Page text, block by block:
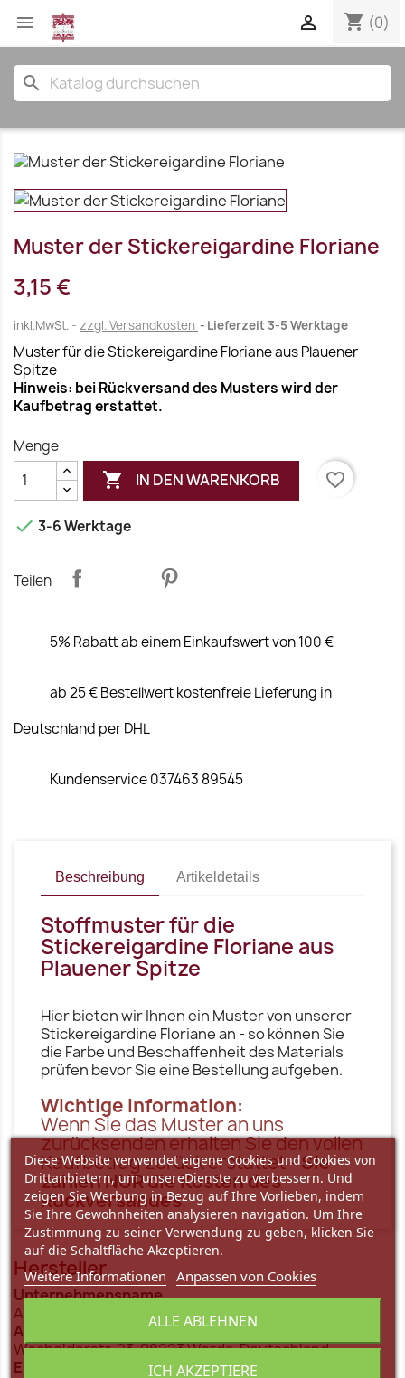
 shopping_cart (0)

search
Muster der Stickereigardine Floriane
3,15 €
inkl.MwSt. zzgl. Versandkosten Lieferzeit 3-5 Werktage
Muster für die Stickereigardine Floriane aus Plauener
Spitze
Hinweis: bei Rückversand des Musters wird der
Kaufbetrag erstattet.
Menge
 IN DEN WARENKORB favorite_border
 3-6 Werktage
Teilen
5% Rabatt ab einem Einkaufswert von 100 €
ab 25 € Bestellwert kostenfreie Lieferung in
Deutschland per DHL
Kundenservice 037463 89545
Beschreibung Artikeldetails
Stoffmuster für die
Stickereigardine Floriane aus
Plauener Spitze
Hier bieten wir Ihnen ein Muster von unserer
Stickereigardine Floriane an - so können Sie
die Farbe und Beschaffenheit des Materials
prüfen bevor Sie eine Bestellung aufgeben.
Wichtige Information:
Wenn Sie das Muster an uns
zurücksenden erhalten Sie den vollen
Kaufbetrag zurück erstattet -Sie
zahlen NUR die Kosten des
Rückversandes.
Hersteller
Unternehmensname
Antje Hermann alles Spitze
Adresse
Wacholderstr. 23, 08223 Werda, Deutschland
E-Mail
Diese Website verwendet eigene Cookies und Cookies von
Drittanbietern, um unsereDienste zu verbessern. Und
zeigen Sie Werbung in Bezug auf Ihre Vorlieben, indem
Sie Ihre Gewohnheiten analysieren navigation. Um Ihre
Zustimmung zu seiner Verwendung zu geben, klicken Sie
auf die Schaltfläche Akzeptieren.
Weitere Informationen Anpassen von Cookies
ALLE ABLEHNEN
ICH AKZEPTIERE